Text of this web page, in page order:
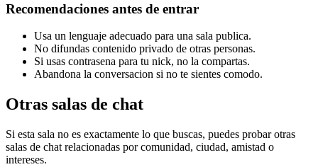
Recomendaciones antes de entrar
Usa un lenguaje adecuado para una sala publica.
No difundas contenido privado de otras personas.
Si usas contrasena para tu nick, no la compartas.
Abandona la conversacion si no te sientes comodo.
Otras salas de chat
Si esta sala no es exactamente lo que buscas, puedes probar otras
salas de chat relacionadas por comunidad, ciudad, amistad o
intereses.